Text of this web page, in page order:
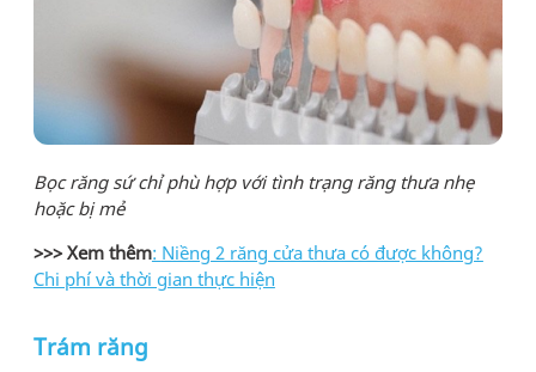
Bọc răng sứ chỉ phù hợp với tình trạng răng thưa nhẹ
hoặc bị mẻ
>>> Xem thêm: Niềng 2 răng cửa thưa có được không?
Chi phí và thời gian thực hiện
Trám răng